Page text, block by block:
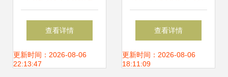
制，提升购物体验
与空间利用率
查看详情
更新时间：2026-08-06
22:13:47
架与中型货架的选
择——丰泽货架厂
查看详情
更新时间：2026-08-06
18:11:09